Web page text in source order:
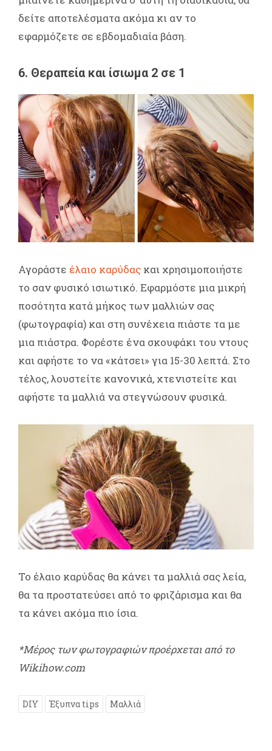
δείτε αποτελέσματα ακόμα κι αν το
εφαρμόζετε σε εβδομαδιαία βάση.
6. Θεραπεία και ίσιωμα 2 σε 1
Αγοράστε έλαιο καρύδας και χρησιμοποιήστε
το σαν φυσικό ισιωτικό. Εφαρμόστε μια μικρή
ποσότητα κατά μήκος των μαλλιών σας
(φωτογραφία) και στη συνέχεια πιάστε τα με
μια πιάστρα. Φορέστε ένα σκουφάκι του ντους
και αφήστε το να «κάτσει» για 15-30 λεπτά. Στο
τέλος, λουστείτε κανονικά, χτενιστείτε και
αφήστε τα μαλλιά να στεγνώσουν φυσικά.
Το έλαιο καρύδας θα κάνει τα μαλλιά σας λεία,
θα τα προστατεύσει από το φριζάρισμα και θα
τα κάνει ακόμα πιο ίσια.
*Μέρος των φωτογραφιών προέρχεται από το
Wikihow.com
DIY Έξυπνα tips Μαλλιά